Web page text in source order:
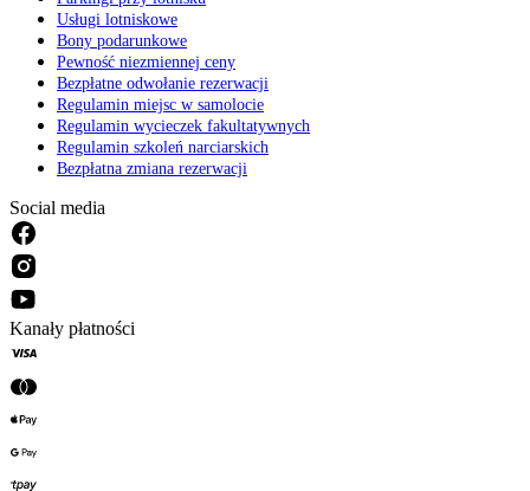
Usługi lotniskowe
Bony podarunkowe
Pewność niezmiennej ceny
Bezpłatne odwołanie rezerwacji
Regulamin miejsc w samolocie
Regulamin wycieczek fakultatywnych
Regulamin szkoleń narciarskich
Bezpłatna zmiana rezerwacji
Social media
Kanały płatności